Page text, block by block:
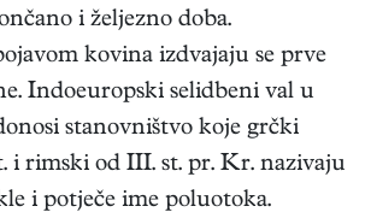
i željezno doba.
kovina izdvajaju se prve
Indoeuropski selidbeni val u
stanovništvo koje grčki
i rimski od III. st. pr. Kr. nazivaju
i potječe ime poluotoka.